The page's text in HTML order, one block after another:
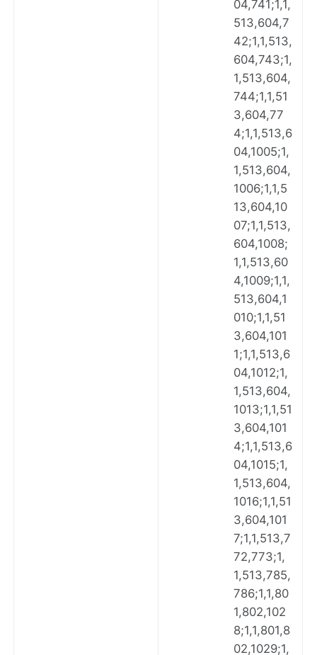
04,741;1,1,
513,604,7
42;1,1,513,
604,743;1,
1,513,604,
744;1,1,51
3,604,77
4;1,1,513,6
04,1005;1,
1,513,604,
1006;1,1,5
13,604,10
07;1,1,513,
604,1008;
1,1,513,60
4,1009;1,1,
513,604,1
010;1,1,51
3,604,101
1;1,1,513,6
04,1012;1,
1,513,604,
1013;1,1,51
3,604,101
4;1,1,513,6
04,1015;1,
1,513,604,
1016;1,1,51
3,604,101
7;1,1,513,7
72,773;1,
1,513,785,
786;1,1,80
1,802,102
8;1,1,801,8
02,1029;1,